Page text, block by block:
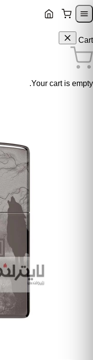
Skip to navigation
Cart
Your cart is empty.